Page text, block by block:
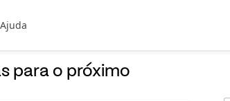
Ajuda
para o próximo